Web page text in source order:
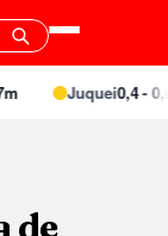
Juquei0,4 -
de